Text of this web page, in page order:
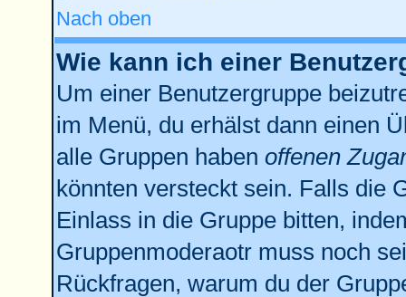
Nach oben
Wie kann ich einer
Um einer Benutzergruppe
im Menü, du erhälst dann einen
alle Gruppen haben offenen
könnten versteckt sein. Falls die
Einlass in die Gruppe bitten,
Gruppenmoderaotr muss noch
Rückfragen, warum du der